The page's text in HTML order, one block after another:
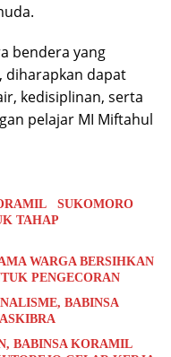
bendera yang
diharapkan dapat
kedisiplinan, serta
pelajar MI Miftahul
SUKOMORO
TAHAP
WARGA BERSIHKAN
PENGECORAN
BABINSA
BABINSA KORAMIL